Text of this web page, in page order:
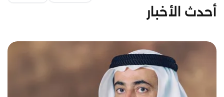
أحدث الأخبار